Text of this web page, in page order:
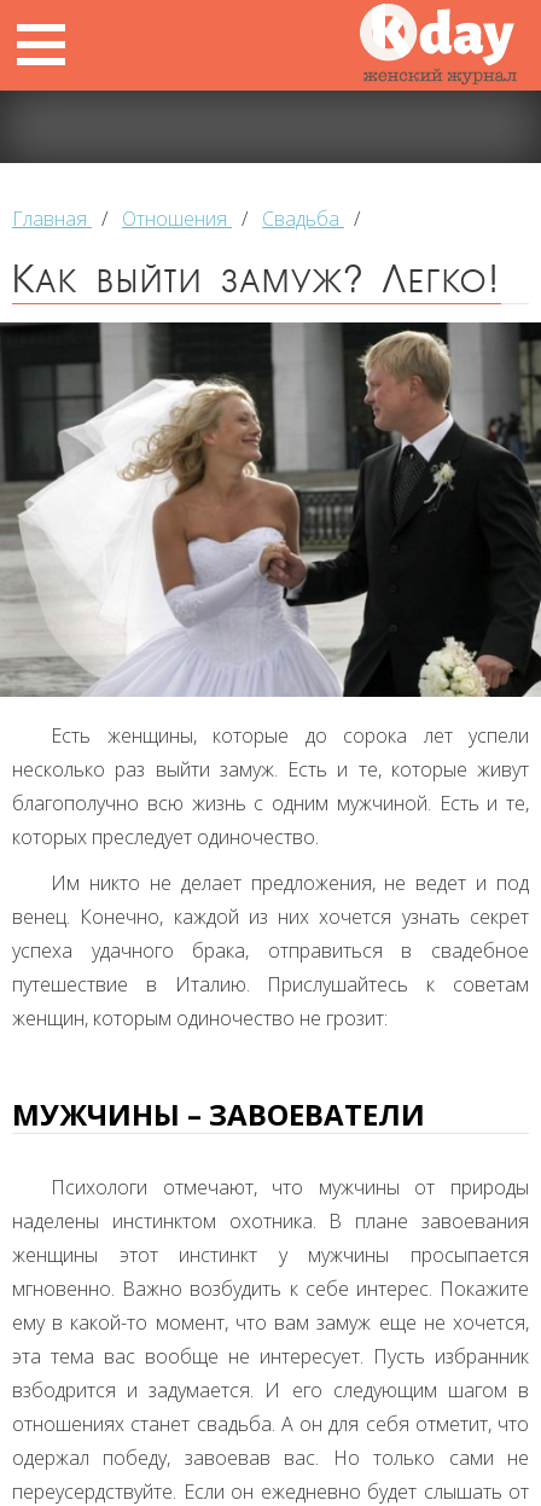
Главная / Отношения / Свадьба /
Как выйти замуж? Легко!
Есть женщины, которые до сорока лет успели
несколько раз выйти замуж. Есть и те, которые живут
благополучно всю жизнь с одним мужчиной. Есть и те,
которых преследует одиночество.
Им никто не делает предложения, не ведет и под
венец. Конечно, каждой из них хочется узнать секрет
успеха удачного брака, отправиться в свадебное
путешествие в Италию. Прислушайтесь к советам
женщин, которым одиночество не грозит:
МУЖЧИНЫ – ЗАВОЕВАТЕЛИ
Психологи отмечают, что мужчины от природы
наделены инстинктом охотника. В плане завоевания
женщины этот инстинкт у мужчины просыпается
мгновенно. Важно возбудить к себе интерес. Покажите
ему в какой-то момент, что вам замуж еще не хочется,
эта тема вас вообще не интересует. Пусть избранник
взбодрится и задумается. И его следующим шагом в
отношениях станет свадьба. А он для себя отметит, что
одержал победу, завоевав вас. Но только сами не
переусердствуйте. Если он ежедневно будет слышать от